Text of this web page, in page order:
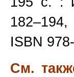
ISBN
См.